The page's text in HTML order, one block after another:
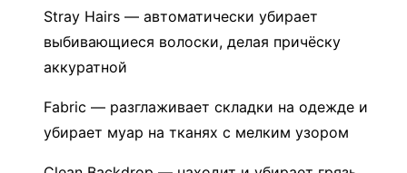
Stray Hairs — автоматически убирает
выбивающиеся волоски, делая причёску
аккуратной
Fabric — разглаживает складки на одежде и
убирает муар на тканях с мелким узором